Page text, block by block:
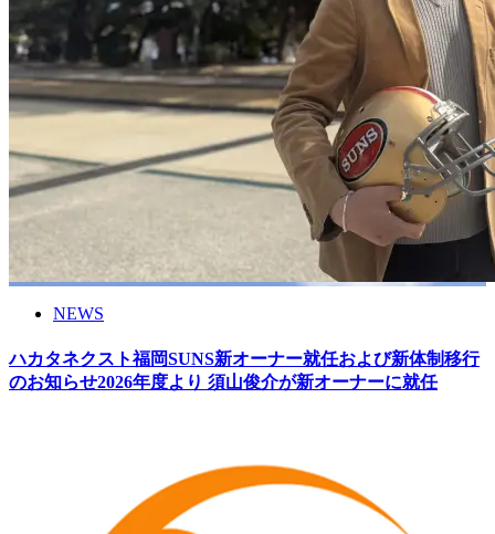
NEWS
ハカタネクスト福岡SUNS新オーナー就任および新体制移行
のお知らせ2026年度より 須山俊介が新オーナーに就任